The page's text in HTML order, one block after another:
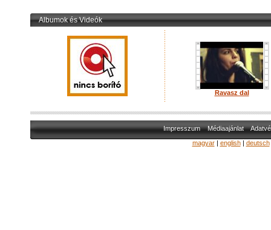
Albumok és Videók
Ravasz dal
Impresszum Médiaajánlat
magyar| english| deutsch